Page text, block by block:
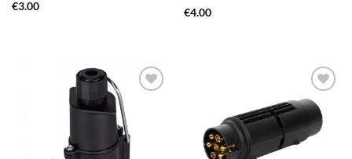
€3.00
€4.00
Add to
wishlist